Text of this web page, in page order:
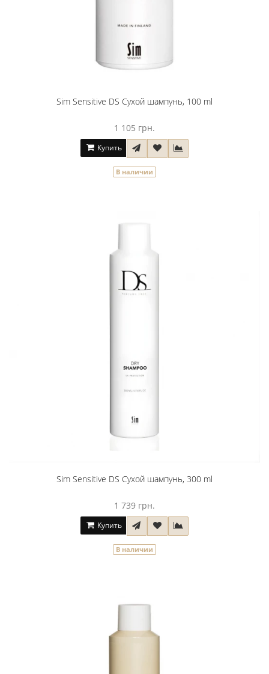
Sim Sensitive DS Сухой шампунь, 100 ml
1 105 грн.
Купить
В наличии
Sim Sensitive DS Сухой шампунь, 300 ml
1 739 грн.
Купить
В наличии